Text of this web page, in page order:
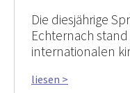
Die diesjährige
Echternach
internationalen
liesen >